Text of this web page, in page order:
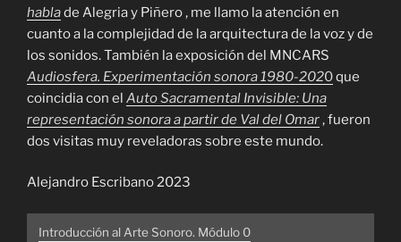
hablade Alegria y Piñero , me llamo la atención en
cuanto a la complejidad de la arquitectura de la voz y de
los sonidos. También la exposición del MNCARS
Audiosfera. Experimentación sonora 1980-2020que
coincidia con el Auto Sacramental Invisible: Una
representación sonora a partir de Val del Omar, fueron
dos visitas muy reveladoras sobre este mundo.
Alejandro Escribano 2023
Introducción al Arte Sonoro. Módulo 0